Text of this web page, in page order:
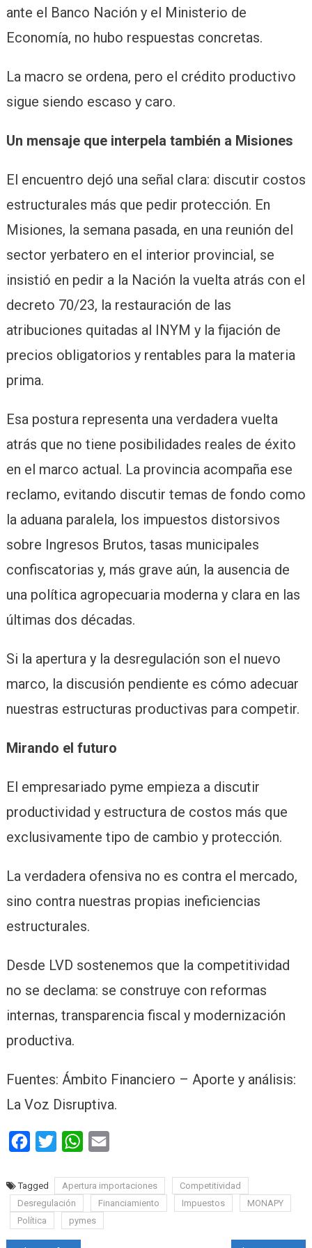
ante el Banco Nación y el Ministerio de
Economía, no hubo respuestas concretas.
La macro se ordena, pero el crédito productivo
sigue siendo escaso y caro.
Un mensaje que interpela también a Misiones
El encuentro dejó una señal clara: discutir costos
estructurales más que pedir protección. En
Misiones, la semana pasada, en una reunión del
sector yerbatero en el interior provincial, se
insistió en pedir a la Nación la vuelta atrás con el
decreto 70/23, la restauración de las
atribuciones quitadas al INYM y la fijación de
precios obligatorios y rentables para la materia
prima.
Esa postura representa una verdadera vuelta
atrás que no tiene posibilidades reales de éxito
en el marco actual. La provincia acompaña ese
reclamo, evitando discutir temas de fondo como
la aduana paralela, los impuestos distorsivos
sobre Ingresos Brutos, tasas municipales
confiscatorias y, más grave aún, la ausencia de
una política agropecuaria moderna y clara en las
últimas dos décadas.
Si la apertura y la desregulación son el nuevo
marco, la discusión pendiente es cómo adecuar
nuestras estructuras productivas para competir.
Mirando el futuro
El empresariado pyme empieza a discutir
productividad y estructura de costos más que
exclusivamente tipo de cambio y protección.
La verdadera ofensiva no es contra el mercado,
sino contra nuestras propias ineficiencias
estructurales.
Desde LVD sostenemos que la competitividad
no se declama: se construye con reformas
internas, transparencia fiscal y modernización
productiva.
Fuentes: Ámbito Financiero – Aporte y análisis:
La Voz Disruptiva.
Facebook
Twitter WhatsApp
Tagged Apertura importaciones
Competitividad
Desregulación
Financiamiento Impuestos
MONAPY
Política
pymes